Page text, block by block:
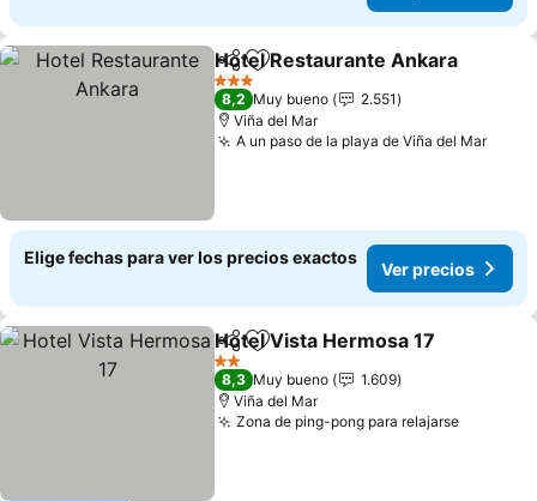
CompartirAgregar a favoritos
Hotel Restaurante Ankara
3 Estrellas
8,2 Muy bueno
2.551
Viña del Mar
A un paso de la playa de Viña del MarVer
Elige fechas para ver los precios exactos
Ver precios
CompartirAgregar a favoritos
Hotel Vista Hermosa 17
2 Estrellas
8,3 Muy bueno
1.609
Viña del Mar
Zona de ping-pong para relajarseVer